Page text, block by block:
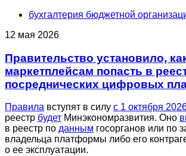
бухгалтерия бюджетной
12 мая 2026
Правительство установило,
маркетплейсам попасть в
посреднических цифровых
Правила вступят в силу с 1 октября
реестр будет Минэкономразвития. Оно
в реестр по данным госорганов или по
владельца платформы либо его
о ее эксплуатации.